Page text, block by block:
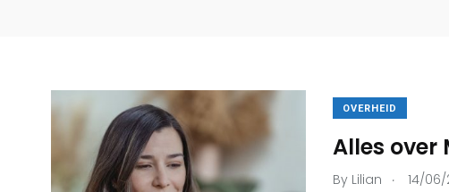
OVERHEID
Alles over
By Lilian . 14/06/